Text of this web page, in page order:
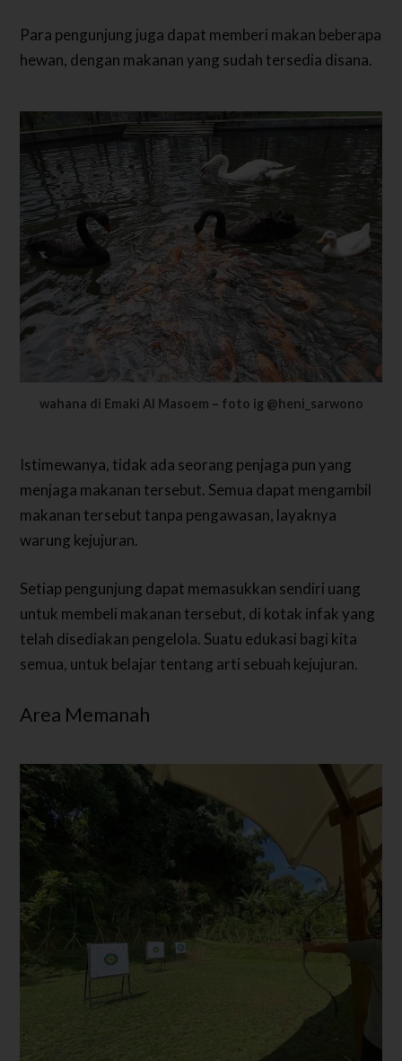
Para pengunjung juga dapat memberi makan beberapa
hewan, dengan makanan yang sudah tersedia disana.
wahana di Emaki Al Masoem – foto ig @heni_sarwono
Istimewanya, tidak ada seorang penjaga pun yang
menjaga makanan tersebut. Semua dapat mengambil
makanan tersebut tanpa pengawasan, layaknya
warung kejujuran.
Setiap pengunjung dapat memasukkan sendiri uang
untuk membeli makanan tersebut, di kotak infak yang
telah disediakan pengelola. Suatu edukasi bagi kita
semua, untuk belajar tentang arti sebuah kejujuran.
Area Memanah